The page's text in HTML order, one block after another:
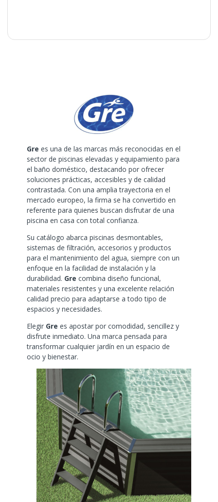
Gre es una de las marcas más reconocidas en el
sector de piscinas elevadas y equipamiento para
el baño doméstico, destacando por ofrecer
soluciones prácticas, accesibles y de calidad
contrastada. Con una amplia trayectoria en el
mercado europeo, la firma se ha convertido en
referente para quienes buscan disfrutar de una
piscina en casa con total confianza.
Su catálogo abarca piscinas desmontables,
sistemas de filtración, accesorios y productos
para el mantenimiento del agua, siempre con un
enfoque en la facilidad de instalación y la
durabilidad. Gre combina diseño funcional,
materiales resistentes y una excelente relación
calidad precio para adaptarse a todo tipo de
espacios y necesidades.
Elegir Gre es apostar por comodidad, sencillez y
disfrute inmediato. Una marca pensada para
transformar cualquier jardín en un espacio de
ocio y bienestar.